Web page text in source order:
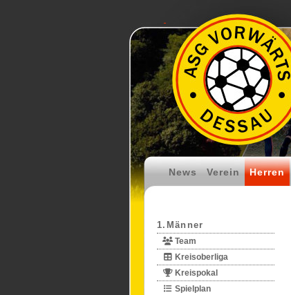
News Verein Herren
1.Männer
Team
Kreisoberliga
Kreispokal
Spielplan